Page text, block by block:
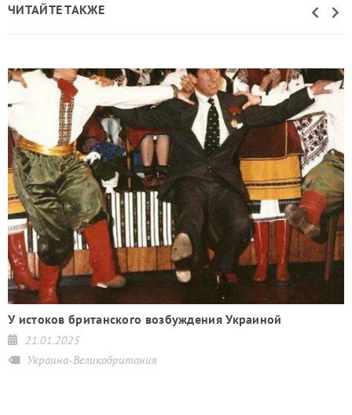
ЧИТАЙТЕ ТАКЖЕ
У истоков британского возбуждения Украиной
21.01.2025
Украина-Великобритания